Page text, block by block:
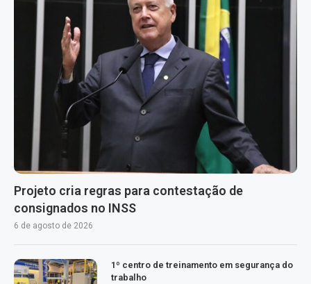
Projeto cria regras para contestação de
consignados no INSS
6 de agosto de 2026
1º centro de treinamento em segurança do
trabalho